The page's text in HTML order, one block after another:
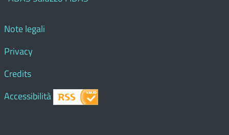
Note legali
Privacy
Credits
Accessibilità